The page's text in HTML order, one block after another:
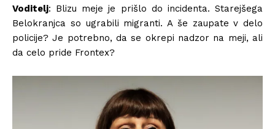
Voditelj: Blizu meje je prišlo do incidenta. Starejšega
Belokranjca so ugrabili migranti. A še zaupate v delo
policije? Je potrebno, da se okrepi nadzor na meji, ali
da celo pride Frontex?